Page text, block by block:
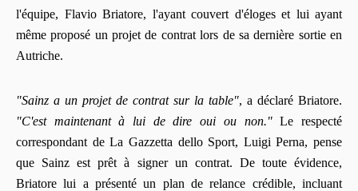
l'équipe, Flavio Briatore, l'ayant couvert d'éloges et lui ayant
même proposé un projet de contrat lors de sa dernière sortie en
Autriche.
"Sainz a un projet de contrat sur la table", a déclaré Briatore.
"C'est maintenant à lui de dire oui ou non."Le respecté
correspondant de La Gazzetta dello Sport, Luigi Perna, pense
que Sainz est prêt à signer un contrat. De toute évidence,
Briatore lui a présenté un plan de relance crédible, incluant